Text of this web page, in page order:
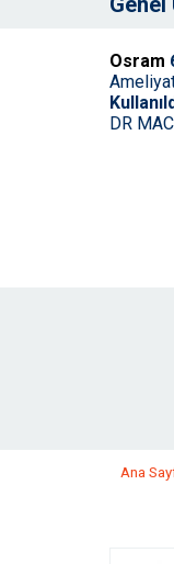
Osram
DR
Ana